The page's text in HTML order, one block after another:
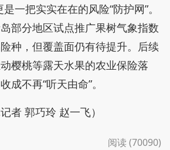
一把实实在在的风险“防护网”。
部分地区试点推广果树气象指数
种，但覆盖面仍有待提升。后续
樱桃等露天水果的农业保险落
成不再“听天由命”。
者 郭巧玲 赵一飞）
阅读 (70090)